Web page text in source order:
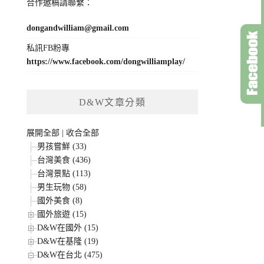
合作邀稿請聯繫：
dongandwilliam@gmail.com
私訊FB粉專
https://www.facebook.com/dongwilliamplay/
D&W文章分類
展開全部
收合全部
男孩嘗鮮 (33)
台灣美食 (436)
台灣景點 (113)
男生玩物 (58)
國外美食 (8)
國外旅遊 (15)
D&W在國外 (15)
D&W在基隆 (19)
D&W在台北 (475)